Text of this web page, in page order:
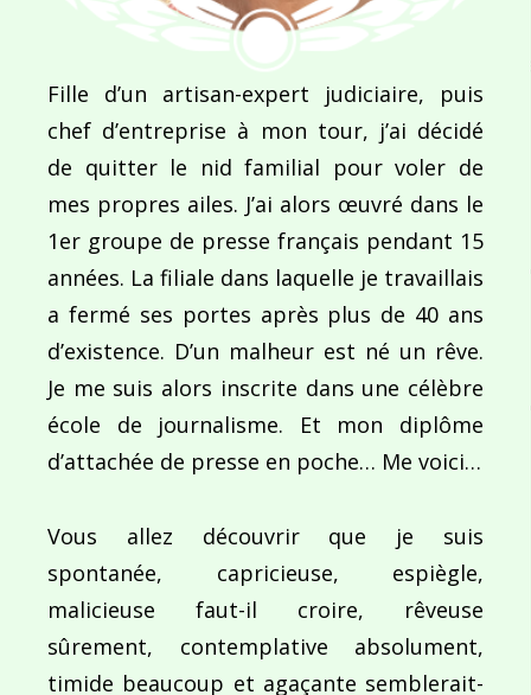
Ce site utilise Akismet pour réduire les
commentaires sont traitées.
Navigation
l’article
PUBLIÉ DANS
Julie
Fille d’un artisan-expert judiciaire, puis
chef d’entreprise à mon tour, j’ai décidé
de quitter le nid familial pour voler de
mes propres ailes. J’ai alors œuvré dans le
1er groupe de presse français pendant 15
années. La filiale dans laquelle je travaillais
a fermé ses portes après plus de 40 ans
d’existence. D’un malheur est né un rêve.
Je me suis alors inscrite dans une célèbre
école de journalisme. Et mon diplôme
d’attachée de presse en poche… Me voici…
Vous allez découvrir que je suis
spontanée, capricieuse, espiègle,
malicieuse faut-il croire, rêveuse
sûrement, contemplative absolument,
timide beaucoup et agaçante semblerait-